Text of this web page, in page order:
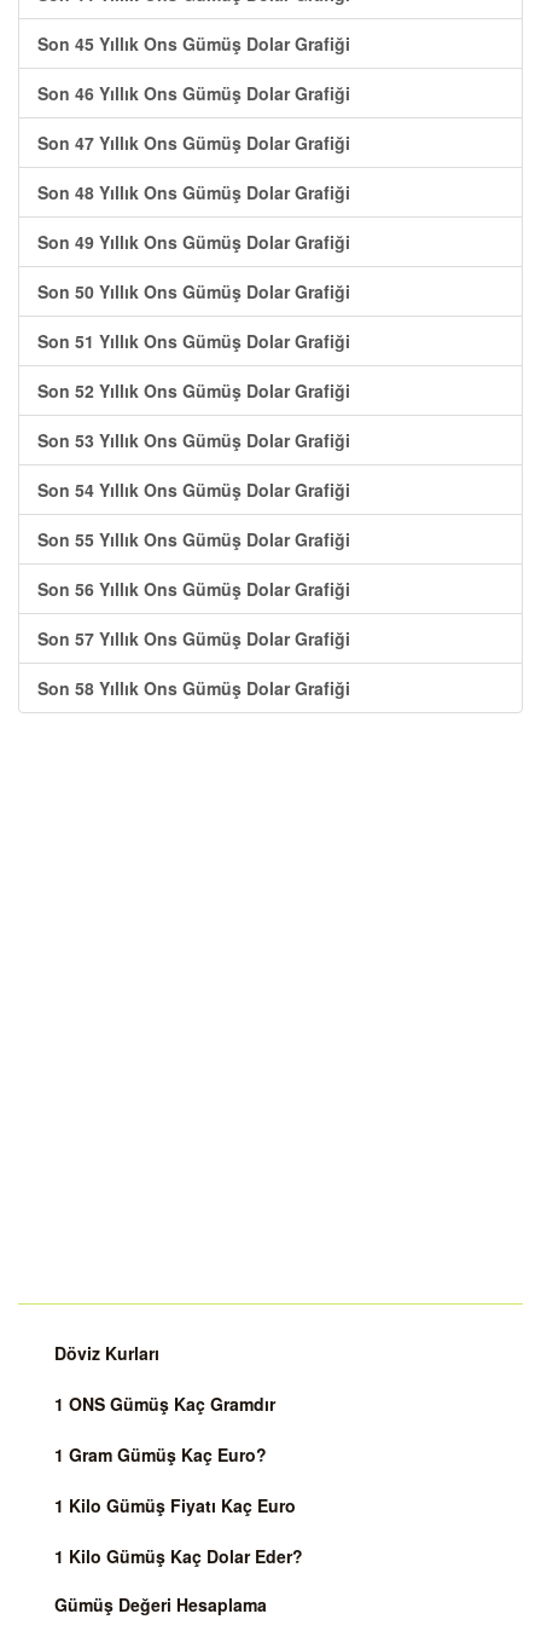
Son 45 Yıllık Ons Gümüş Dolar Grafiği
Son 46 Yıllık Ons Gümüş Dolar Grafiği
Son 47 Yıllık Ons Gümüş Dolar Grafiği
Son 48 Yıllık Ons Gümüş Dolar Grafiği
Son 49 Yıllık Ons Gümüş Dolar Grafiği
Son 50 Yıllık Ons Gümüş Dolar Grafiği
Son 51 Yıllık Ons Gümüş Dolar Grafiği
Son 52 Yıllık Ons Gümüş Dolar Grafiği
Son 53 Yıllık Ons Gümüş Dolar Grafiği
Son 54 Yıllık Ons Gümüş Dolar Grafiği
Son 55 Yıllık Ons Gümüş Dolar Grafiği
Son 56 Yıllık Ons Gümüş Dolar Grafiği
Son 57 Yıllık Ons Gümüş Dolar Grafiği
Son 58 Yıllık Ons Gümüş Dolar Grafiği
Döviz Kurları
1 ONS Gümüş Kaç Gramdır
1 Gram Gümüş Kaç Euro?
1 Kilo Gümüş Fiyatı Kaç Euro
1 Kilo Gümüş Kaç Dolar Eder?
Gümüş Değeri Hesaplama